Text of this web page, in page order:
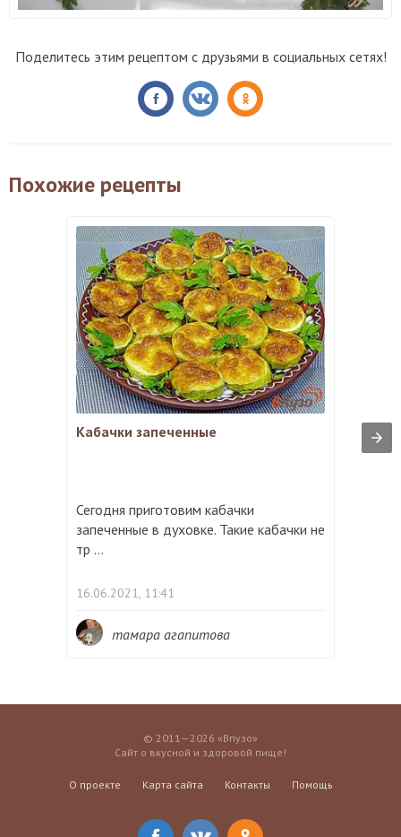
Поделитесь этим рецептом с друзьями в социальных сетях!
Похожие рецепты
Кабачки запеченные
Сегодня приготовим кабачки
запеченные в духовке. Такие кабачки не
тр ...
16.06.2021, 11:41
тамара агапитова
© 2011—2026 «Впузо»
Сайт о вкусной и здоровой пище!
О проекте Карта сайта Контакты Помощь